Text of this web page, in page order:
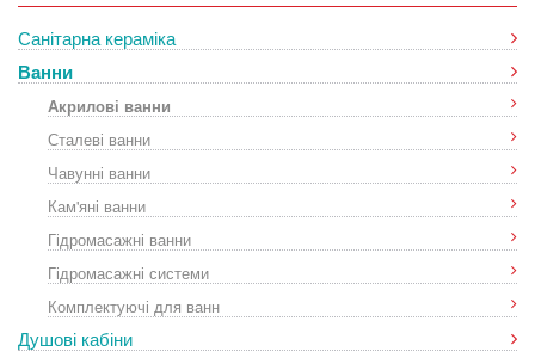
Санітарна кераміка
Ванни
Акрилові ванни
Сталеві ванни
Чавунні ванни
Кам'яні ванни
Гідромасажні ванни
Гідромасажні системи
Комплектуючі для ванн
Душові кабіни